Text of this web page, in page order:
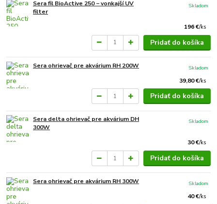
Sera fil BioActive 250 − vonkajší UV
filter
196 €/ks
Skladom
Pridať do košíka
Sera ohrievač pre akvárium RH 200W
39,80 €/ks
Skladom
Pridať do košíka
Sera delta ohrievač pre akvárium DH
300W
30 €/ks
Skladom
Pridať do košíka
Sera ohrievač pre akvárium RH 300W
40 €/ks
Skladom